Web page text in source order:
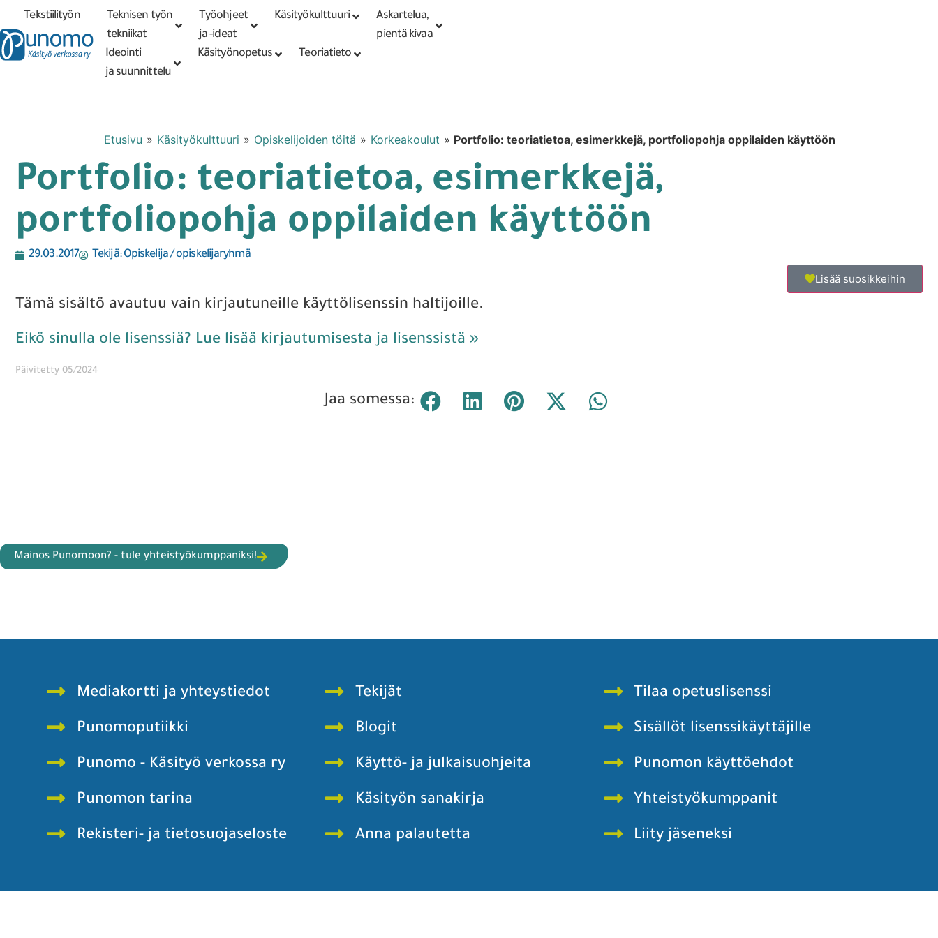
Tarkennettu PunomoputiikkiKirjaudu tai
rekisteröidy
Tekstiilityön
tekniikat
Teknisen työn
tekniikat
Työohjeet
ja -ideat
Käsityökulttuuri
Askartelua,
pientä kivaa
Ideointi
ja suunnittelu
Käsityönopetus Teoriatieto
Etusivu » Käsityökulttuuri » Opiskelijoiden töitä » Korkeakoulut » Portfolio: teoriatietoa, esimerkkejä, portfoliopohja oppilaiden käyttöön
Portfolio: teoriatietoa, esimerkkejä,
portfoliopohja oppilaiden käyttöön
29.03.2017 Tekijä:Opiskelija / opiskelijaryhmä
Lisää suosikkeihin
Tämä sisältö avautuu vain kirjautuneille käyttölisenssin haltijoille.
Eikö sinulla ole lisenssiä? Lue lisää kirjautumisesta ja lisenssistä »
Päivitetty 05/2024
Jaa somessa:
Mainos Punomoon? - tule yhteistyökumppaniksi!
Mediakortti ja yhteystiedot
Punomoputiikki
Punomo - Käsityö verkossa ry
Punomon tarina
Rekisteri- ja tietosuojaseloste
Tekijät
Blogit
Käyttö- ja julkaisuohjeita
Käsityön sanakirja
Anna palautetta
Tilaa opetuslisenssi
Sisällöt lisenssikäyttäjille
Punomon käyttöehdot
Yhteistyökumppanit
Liity jäseneksi